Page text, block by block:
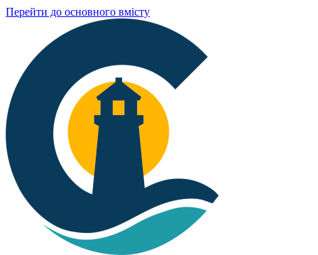
Перейти до основного вмісту